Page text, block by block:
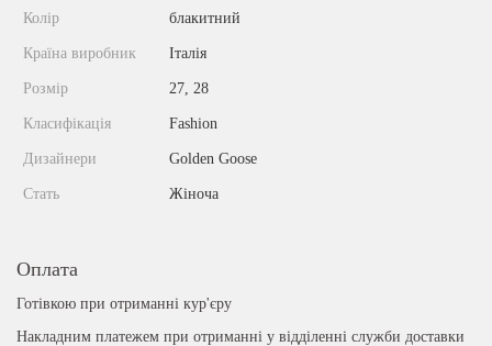
Колір блакитний
Країна виробник Італія
Розмір 27, 28
Класифікація Fashion
Дизайнери Golden Goose
Стать Жіноча
Оплата
Готівкою при отриманні кур'єру
Накладним платежем при отриманні у відділенні служби доставки